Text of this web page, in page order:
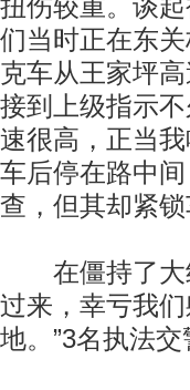
扭伤较重。谈
们当时正在东
克车从王家坪
接到上级指示
速很高，正当
车后停在路中
查，但其却紧锁
在僵持了大
过来，幸亏我
地。”3名执法